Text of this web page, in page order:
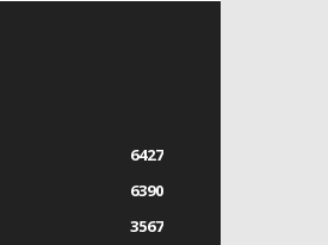
6427
6390
3567